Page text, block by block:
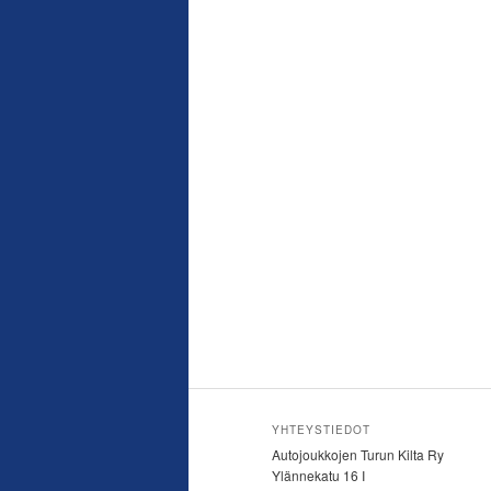
YHTEYSTIEDOT
Autojoukkojen Turun Kilta Ry
Ylännekatu 16 I